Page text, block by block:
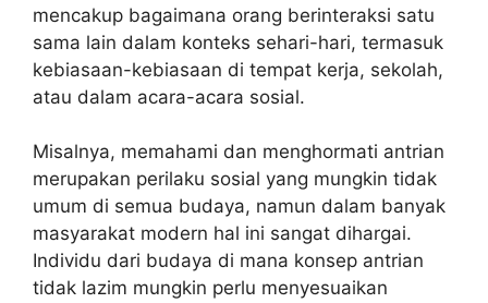
mencakup bagaimana orang berinteraksi satu
sama lain dalam konteks sehari-hari, termasuk
kebiasaan-kebiasaan di tempat kerja, sekolah,
atau dalam acara-acara sosial.
Misalnya, memahami dan menghormati antrian
merupakan perilaku sosial yang mungkin tidak
umum di semua budaya, namun dalam banyak
masyarakat modern hal ini sangat dihargai.
Individu dari budaya di mana konsep antrian
tidak lazim mungkin perlu menyesuaikan